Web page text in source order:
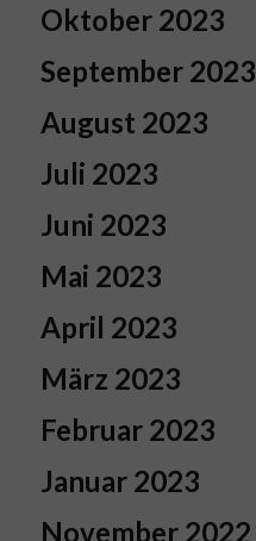
Oktober 2023
September 2023
August 2023
Juli 2023
Juni 2023
Mai 2023
April 2023
März 2023
Februar 2023
Januar 2023
November 2022